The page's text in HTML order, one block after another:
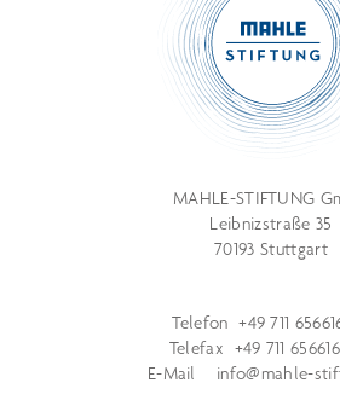
MAHLE-STIFTUNG
Leibnizstraße 35
70193 Stuttgart
Telefon +49 711
Telefax +49 711
E-Mail info@mahle-